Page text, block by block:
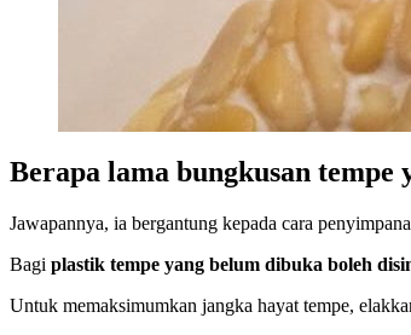
Berapa lama bungkusan
Jawapannya, ia bergantung kepada cara
Bagi plastik tempe yang belum dibuka boleh
Untuk memaksimumkan jangka hayat tempe,